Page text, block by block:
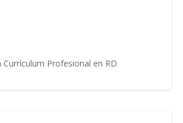
Currículum Profesional en RD